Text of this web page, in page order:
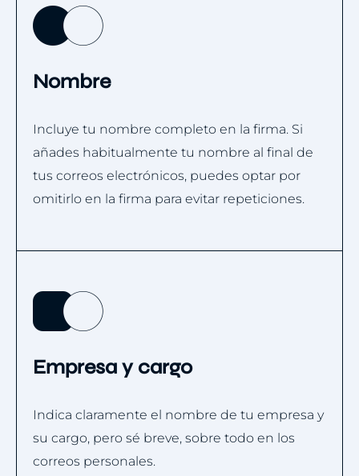
Nombre
Incluye tu nombre completo en la firma. Si
añades habitualmente tu nombre al final de
tus correos electrónicos, puedes optar por
omitirlo en la firma para evitar repeticiones.
Empresa y cargo
Indica claramente el nombre de tu empresa y
su cargo, pero sé breve, sobre todo en los
correos personales.